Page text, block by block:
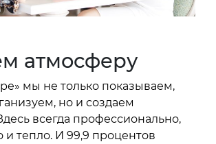
атмосферу
мы не только показываем,
но и создаем
всегда профессионально,
тепло. И 99,9 процентов